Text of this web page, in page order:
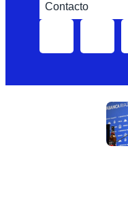
Contacto